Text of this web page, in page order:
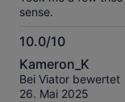
sense.
10.0/10
10.0
von
10
Kameron_K
Bei Viator bewertet
26. Mai 2025